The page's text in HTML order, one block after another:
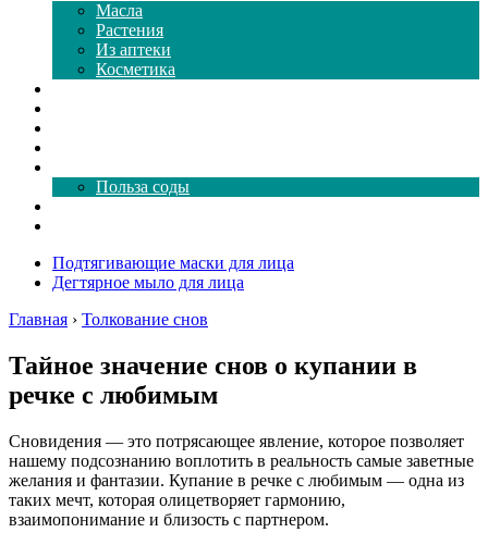
Масла
Растения
Из аптеки
Косметика
Польза соды
Подтягивающие маски для лица
Дегтярное мыло для лица
Главная › Толкование снов
Тайное значение снов о купании в
речке с любимым
Сновидения — это потрясающее явление, которое позволяет
нашему подсознанию воплотить в реальность самые заветные
желания и фантазии. Купание в речке с любимым — одна из
таких мечт, которая олицетворяет гармонию,
взаимопонимание и близость с партнером.